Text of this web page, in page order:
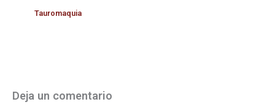
Tauromaquia
Deja un comentario